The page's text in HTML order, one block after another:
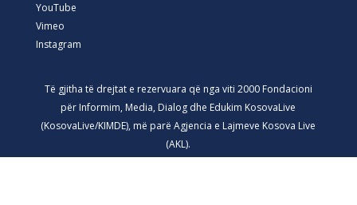
YouTube
Vimeo
Instagram
Të gjitha të drejtat e rezervuara që nga viti 2000 Fondacioni
për Informim, Media, Dialog dhe Edukim KosovaLive
(KosovaLive/KIMDE), më parë Agjencia e Lajmeve Kosova Live
(AKL).